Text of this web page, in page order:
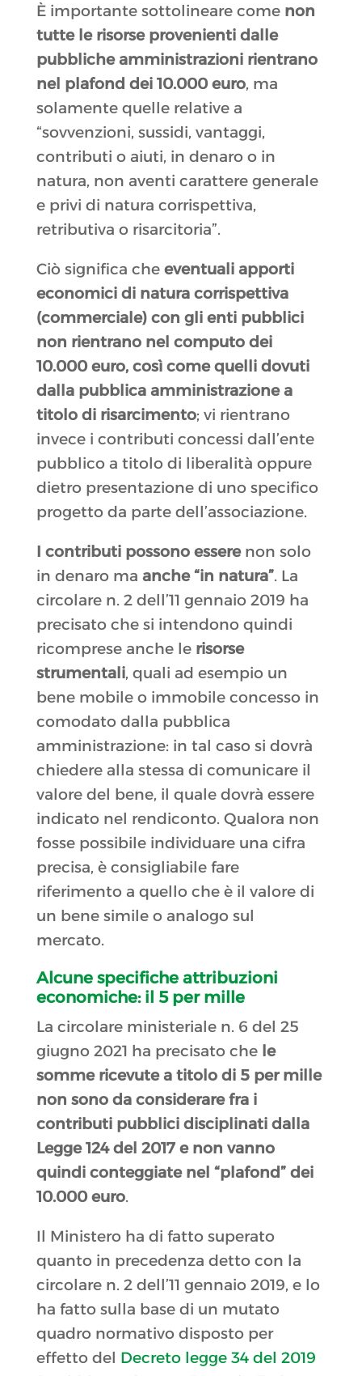
È importante sottolineare come non
tutte le risorse provenienti dalle
pubbliche amministrazioni rientrano
nel plafond dei 10.000 euro, ma
solamente quelle relative a
“sovvenzioni, sussidi, vantaggi,
contributi o aiuti, in denaro o in
natura, non aventi carattere generale
e privi di natura corrispettiva,
retributiva o risarcitoria”.
Ciò significa che eventuali apporti
economici di natura corrispettiva
(commerciale) con gli enti pubblici
non rientrano nel computo dei
10.000 euro, così come quelli dovuti
dalla pubblica amministrazione a
titolo di risarcimento; vi rientrano
invece i contributi concessi dall’ente
pubblico a titolo di liberalità oppure
dietro presentazione di uno specifico
progetto da parte dell’associazione.
I contributi possono esserenon solo
in denaro ma anche “in natura”. La
circolare n. 2 dell’11 gennaio 2019 ha
precisato che si intendono quindi
ricomprese anche le risorse
strumentali, quali ad esempio un
bene mobile o immobile concesso in
comodato dalla pubblica
amministrazione: in tal caso si dovrà
chiedere alla stessa di comunicare il
valore del bene, il quale dovrà essere
indicato nel rendiconto. Qualora non
fosse possibile individuare una cifra
precisa, è consigliabile fare
riferimento a quello che è il valore di
un bene simile o analogo sul
mercato.
Alcune specifiche attribuzioni
economiche: il 5 per mille
La circolare ministeriale n. 6 del 25
giugno 2021 ha precisato che le
somme ricevute a titolo di 5 per mille
non sono da considerare fra i
contributi pubblici disciplinati dalla
Legge 124 del 2017 e non vanno
quindi conteggiate nel “plafond” dei
10.000 euro.
Il Ministero ha di fatto superato
quanto in precedenza detto con la
circolare n. 2 dell’11 gennaio 2019, e lo
ha fatto sulla base di un mutato
quadro normativo disposto per
effetto del Decreto legge 34 del 2019